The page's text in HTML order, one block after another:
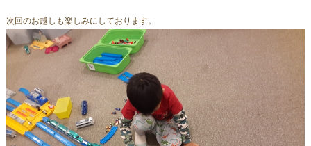
次回のお越しも楽しみにしております。